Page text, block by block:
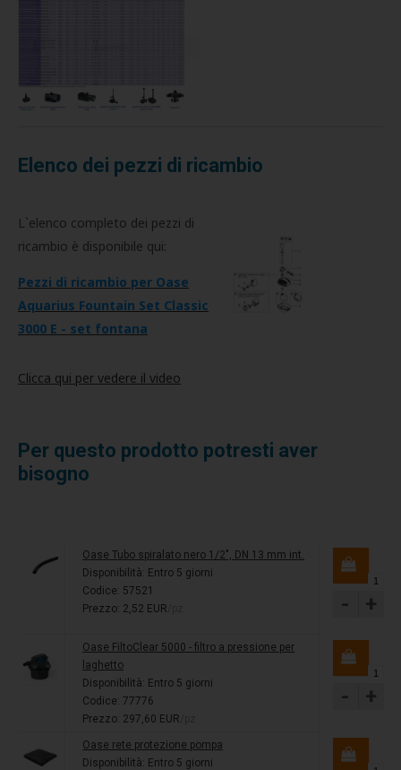
Elenco dei pezzi di ricambio
L`elenco completo dei pezzi di
ricambio è disponibile qui:
Pezzi di ricambio per Oase
Aquarius Fountain Set Classic
3000 E - set fontana
Clicca qui per vedere il video
Per questo prodotto potresti aver
bisogno
Oase Tubo spiralato nero 1/2", DN 13 mm int.
Disponibilità: Entro 5 giorni
Codice: 57521
Prezzo: 2,52 EUR
- +
Oase FiltoClear 5000 - filtro a pressione per
laghetto
Disponibilità: Entro 5 giorni
Codice: 77776
Prezzo: 297,60 EUR
- +
Oase rete protezione pompa
Disponibilità: Entro 5 giorni